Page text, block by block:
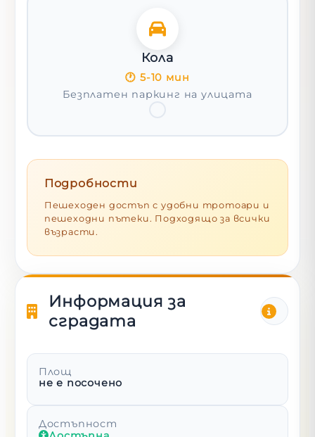
Кола
🕐5-10 мин
Безплатен паркинг на улицата
Подробности
Пешеходен достъп с удобни тротоари и
пешеходни пътеки. Подходящо за всички
възрасти.
Информация за
сградата
Площ
не е посочено
Достъпност